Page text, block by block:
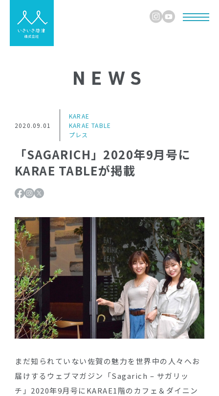
NEWS
2020.09.01
KARAE
KARAE TABLE
プレス
「SAGARICH」2020年9月号に
KARAE TABLEが掲載
まだ知られていない佐賀の魅力を世界中の人々へお
届けするウェブマガジン「Sagarich – サガリッ
チ」2020年9月号にKARAE1階のカフェ＆ダイニン